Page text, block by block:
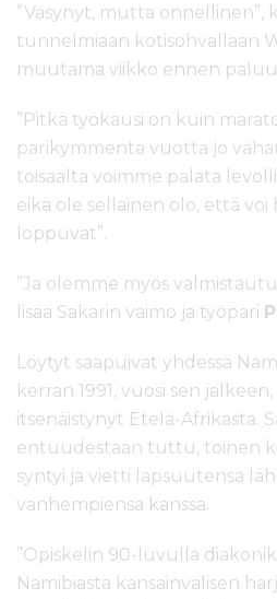
”Väsynyt, mutta onnellinen”,
tunnelmiaan kotisohvallaan
muutama viikko ennen
”Pitkä työkausi on kuin
parikymmentä vuotta jo
toisaalta voimme palata
eikä ole sellainen olo, että
loppuvat”.
”Ja olemme myös
lisää Sakarin vaimo ja työpari
Löytyt saapuivat yhdessä
kerran 1991, vuosi sen
itsenäistynyt Etelä-Afrikasta.
entuudestaan tuttu, toinen
syntyi ja vietti lapsuutensa
vanhempiensa kanssa.
”Opiskelin 90-luvulla
Namibiasta kansainvälisen